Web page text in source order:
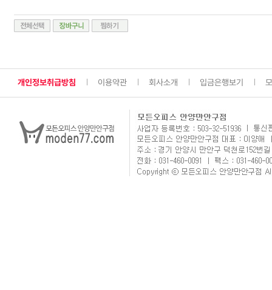
개인정보취급방침 이용약관 회사소개 입금은행보기